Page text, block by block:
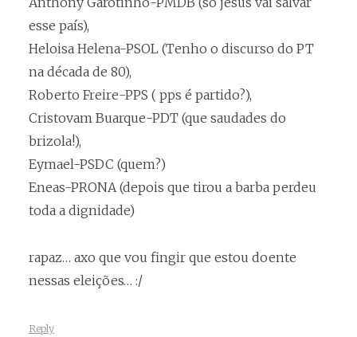
esse país),
Heloisa Helena-PSOL (Tenho o discurso do PT
na década de 80),
Roberto Freire-PPS ( pps é partido?),
Cristovam Buarque-PDT (que saudades do
brizola!),
Eymael-PSDC (quem?)
Eneas-PRONA (depois que tirou a barba perdeu
toda a dignidade)
rapaz… axo que vou fingir que estou doente
nessas eleições… :/
Reply